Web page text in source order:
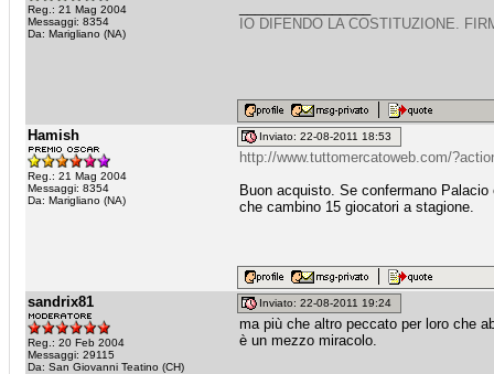
Reg.: 21 Mag 2004
Messaggi: 8354
Da: Marigliano (NA)
IO DIFENDO LA COSTITUZIONE.
Hamish
Reg.: 21 Mag 2004
Messaggi: 8354
Da: Marigliano (NA)
Inviato: 22-08-2011 18:53
http://www.tuttomercatoweb.com/
Buon acquisto. Se confermano
che cambino 15 giocatori a stagione.
sandrix81
Reg.: 20 Feb 2004
Messaggi: 29115
Da: San Giovanni Teatino (CH)
Inviato: 22-08-2011 19:24
ma più che altro peccato per loro che
è un mezzo miracolo.